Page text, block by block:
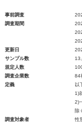
事前調査
調査期間
更新日
サンプル数
規定人数
調査企業数
84
定義
以
1)
2)
除
調査対象者
性